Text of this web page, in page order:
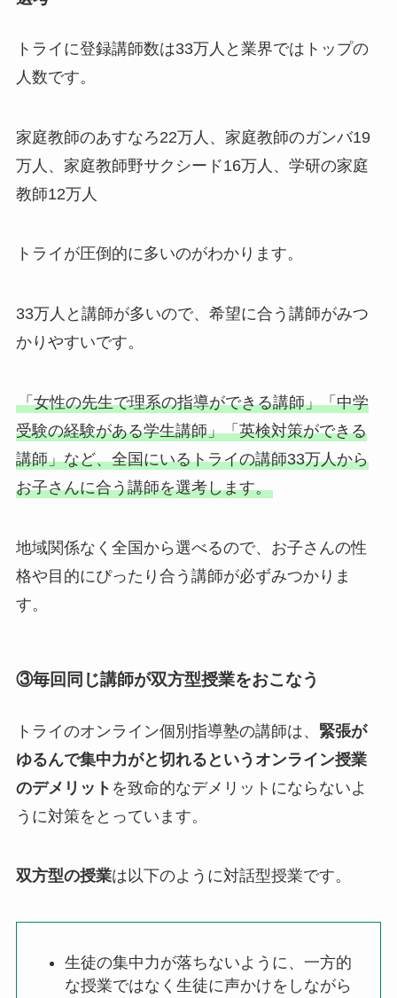
トライに登録講師数は33万人と業界ではトップの
人数です。
家庭教師のあすなろ22万人、家庭教師のガンバ19
万人、家庭教師野サクシード16万人、学研の家庭
教師12万人
トライが圧倒的に多いのがわかります。
33万人と講師が多いので、希望に合う講師がみつ
かりやすいです。
「女性の先生で理系の指導ができる講師」「中学
受験の経験がある学生講師」「英検対策ができる
講師」など、全国にいるトライの講師33万人から
お子さんに合う講師を選考します。
地域関係なく全国から選べるので、お子さんの性
格や目的にぴったり合う講師が必ずみつかりま
す。
③毎回同じ講師が双方型授業をおこなう
トライのオンライン個別指導塾の講師は、 緊張が
ゆるんで集中力がと切れるというオンライン授業
のデメリット を致命的なデメリットにならないよ
うに対策をとっています。
双方型の授業は以下のように対話型授業です。
生徒の集中力が落ちないように、一方的
な授業ではなく生徒に声かけをしながら